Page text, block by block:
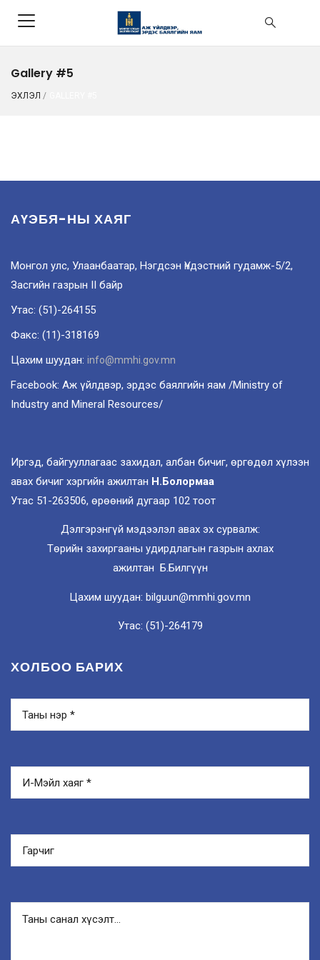
Gallery #5
ЭХЛЭЛ /
АҮЭБЯ-НЫ ХАЯГ
Монгол улс, Улаанбаатар, Нэгдсэн Үндэстний гудамж-5/2,
Засгийн газрын II байр
Утас: (51)-264155
Факс: (11)-318169
Цахим шуудан: info@mmhi.gov.mn
Facebook: Аж үйлдвэр, эрдэс баялгийн яам /Ministry of
Industry and Mineral Resources/
Иргэд, байгууллагаас захидал, албан бичиг, өргөдөл хүлээн
авах бичиг хэргийн ажилтан Н.Болормаа
Утас 51-263506, өрөөний дугаар 102 тоот
Дэлгэрэнгүй мэдээлэл авах эх сурвалж:
Төрийн захиргааны удирдлагын газрын ахлах
ажилтан Б.Билгүүн
Цахим шуудан: bilguun@mmhi.gov.mn
Утас: (51)-264179
ХОЛБОО БАРИХ